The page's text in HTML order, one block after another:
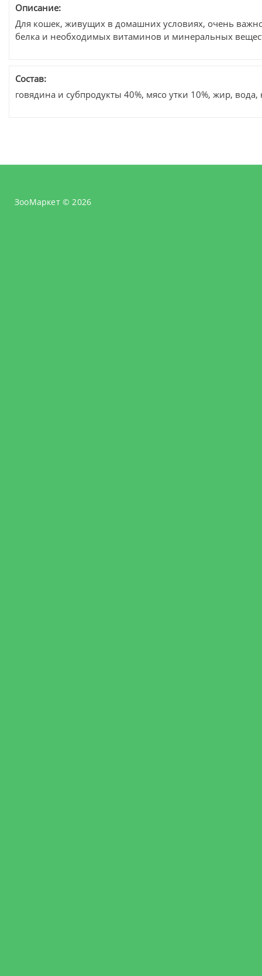
Описание:
Для кошек, живущих в домашних условиях, очень
белка и необходимых витаминов и минеральных
Состав:
говядина и субпродукты 40%, мясо утки 10%, жир,
ЗооМаркет © 2026